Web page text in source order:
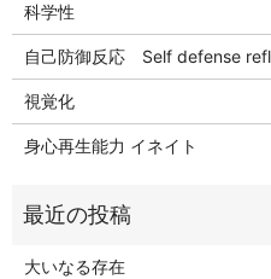
科学性
自己防御反応 Self defense
視覚化
身心再生能力 イネイト
大いなる存在